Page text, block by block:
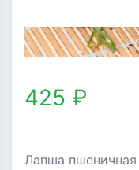
425 ₽
Лапша